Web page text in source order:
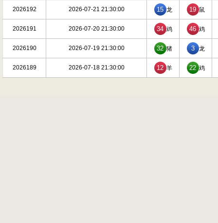
2026192 2026-07-21 21:30:00 15 龙 19 鼠
2026191 2026-07-20 21:30:00 34 鸡 46 鸡
2026190 2026-07-19 21:30:00 32 猪 3 龙
2026189 2026-07-18 21:30:00 12 羊 22 鸡